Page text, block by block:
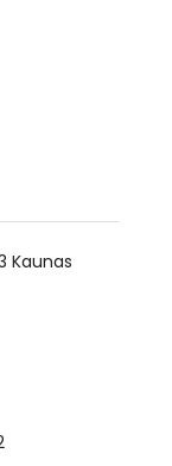
Kaunas